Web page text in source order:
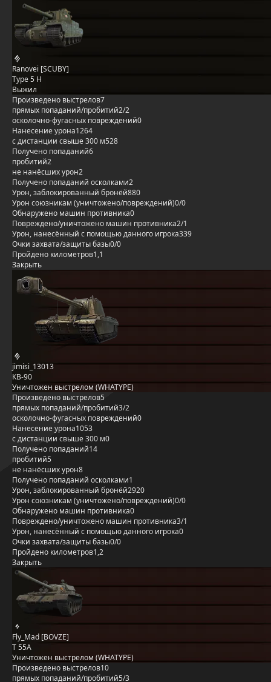
Ranovei [SCUBY]
Type 5 H
Выжил
Произведено выстрелов7
прямых попаданий/пробитий2/2
осколочно-фугасных повреждений0
Нанесение урона1264
с дистанции свыше 300 м528
Получено попаданий6
пробитий2
не нанёсших урон2
Получено попаданий осколками2
Урон, заблокированный бронёй880
Урон союзникам (уничтожено/повреждений)0/0
Обнаружено машин противника0
Повреждено/уничтожено машин противника2/1
Урон, нанесённый с помощью данного игрока339
Очки захвата/защиты базы0/0
Пройдено километров1,1
Закрыть
jimisi_13013
КВ-90
Уничтожен выстрелом (WHATYPE)
Произведено выстрелов5
прямых попаданий/пробитий3/2
осколочно-фугасных повреждений0
Нанесение урона1053
с дистанции свыше 300 м0
Получено попаданий14
пробитий5
не нанёсших урон8
Получено попаданий осколками1
Урон, заблокированный бронёй2920
Урон союзникам (уничтожено/повреждений)0/0
Обнаружено машин противника0
Повреждено/уничтожено машин противника3/1
Урон, нанесённый с помощью данного игрока0
Очки захвата/защиты базы0/0
Пройдено километров1,2
Закрыть
Fly_Mad [BOVZE]
T 55A
Уничтожен выстрелом (WHATYPE)
Произведено выстрелов10
прямых попаданий/пробитий5/3